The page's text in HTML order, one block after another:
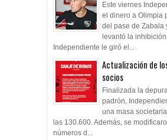
Este viernes
el dinero a Olimpia
del pase de Zabala
levantó la
Independiente le giró el...
Actualización de
socios
Finalizada la
padrón,
una masa
las 130.600. Además, se
números d...